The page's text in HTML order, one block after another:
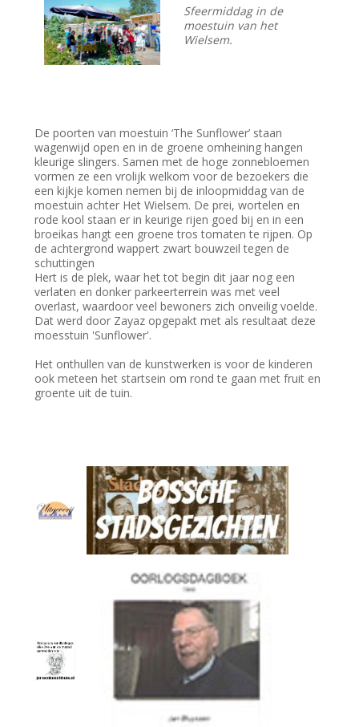
Sfeermiddag in de
moestuin van het
Wielsem.
De poorten van moestuin ‘The Sunflower’ staan
wagenwijd open en in de groene omheining hangen
kleurige slingers. Samen met de hoge zonnebloemen
vormen ze een vrolijk welkom voor de bezoekers die
een kijkje komen nemen bij de inloopmiddag van de
moestuin achter Het Wielsem. De prei, wortelen en
rode kool staan er in keurige rijen goed bij en in een
broeikas hangt een groene tros tomaten te rijpen. Op
de achtergrond wappert zwart bouwzeil tegen de
schuttingen
Hert is de plek, waar het tot begin dit jaar nog een
verlaten en donker parkeerterrein was met veel
overlast, waardoor veel bewoners zich onveilig voelde.
Dat werd door Zayaz opgepakt met als resultaat deze
moesstuin 'Sunflower'.
Het onthullen van de kunstwerken is voor de kinderen
ook meteen het startsein om rond te gaan met fruit en
groente uit de tuin.